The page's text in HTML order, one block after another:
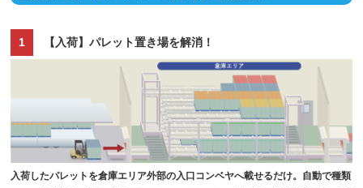
1 【入荷】パレット置き場を解消！
入荷したパレットを倉庫エリア外部の入口コンベヤへ載せるだけ。自動で種類